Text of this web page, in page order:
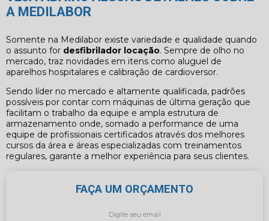
A MEDILABOR
Somente na Medilabor existe variedade e qualidade quando
o assunto for desfibrilador locação. Sempre de olho no
mercado, traz novidades em itens como aluguel de
aparelhos hospitalares e calibração de cardioversor.
Sendo líder no mercado e altamente qualificada, padrões
possíveis por contar com máquinas de última geração que
facilitam o trabalho da equipe e ampla estrutura de
armazenamento onde, somado a performance de uma
equipe de profissionais certificados através dos melhores
cursos da área e áreas especializadas com treinamentos
regulares, garante a melhor experiência para seus clientes.
FAÇA UM ORÇAMENTO
Digite seu email